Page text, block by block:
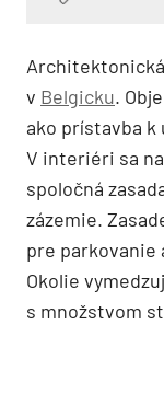
v Belgicku.
ako prístavba k
V interiéri sa
spoločná
zázemie.
pre parkovanie
Okolie
s množstvom